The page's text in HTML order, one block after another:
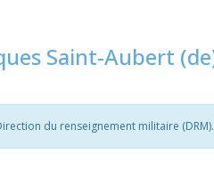
Saint-Aubert
du renseignement militaire (DRM).